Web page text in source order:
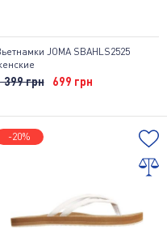
JOMA SBAHLS2525
399 грн 699 грн
-20%